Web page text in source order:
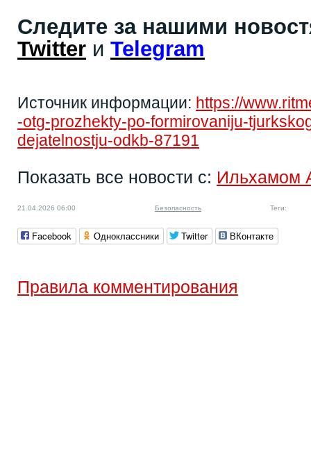
Следите за нашими
Twitter и Telegram
Источник информации: https://
-otg-prozhekty-po-formirovaniju-
dejatelnostju-odkb-87191
Показать все новости с: Ильхамом
21.04.2026 06:00 Безопасность Теги:
Facebook Одноклассники Twitter ВКонтакте
Правила комментирования